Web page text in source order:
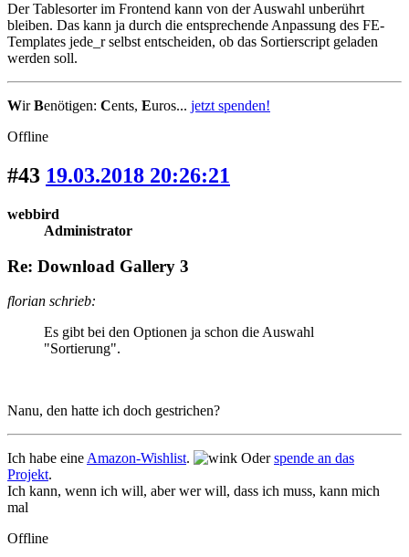
Der Tablesorter im Frontend kann von der Auswahl unberührt
bleiben. Das kann ja durch die entsprechende Anpassung des FE-
Templates jede_r selbst entscheiden, ob das Sortierscript geladen
werden soll.
WirBenötigen: Cents, Euros... jetzt spenden!
Offline
#43 19.03.2018 20:26:21
webbird
Administrator
Re: Download Gallery 3
florian schrieb:
Es gibt bei den Optionen ja schon die Auswahl
"Sortierung".
Nanu, den hatte ich doch gestrichen?
Ich habe eine Amazon-Wishlist. Oderspende an das
Projekt.
Ich kann, wenn ich will, aber wer will, dass ich muss, kann mich
mal
Offline